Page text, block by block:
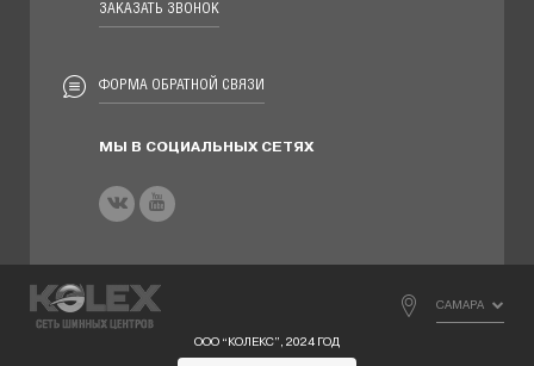
ЗАКАЗАТЬ ЗВОНОК
ФОРМА ОБРАТНОЙ СВЯЗИ
МЫ В СОЦИАЛЬНЫХ СЕТЯХ
САМАРА
ООО “КОЛЕКС”, 2024 ГОД